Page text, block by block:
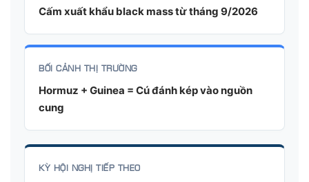
Cấm xuất khẩu black mass từ tháng 9/2026
BỐI CẢNH THỊ TRƯỜNG
Hormuz + Guinea = Cú đánh kép vào nguồn
cung
KỲ HỘI NGHỊ TIẾP THEO